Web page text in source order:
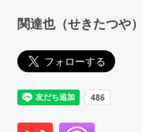
関達也（せきたつや）